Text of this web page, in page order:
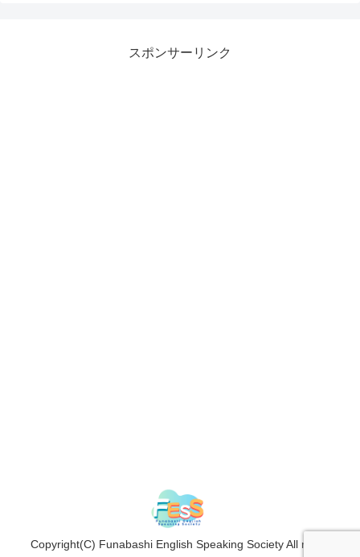
スポンサーリンク
Copyright(C) Funabashi English Speaking Society All rights